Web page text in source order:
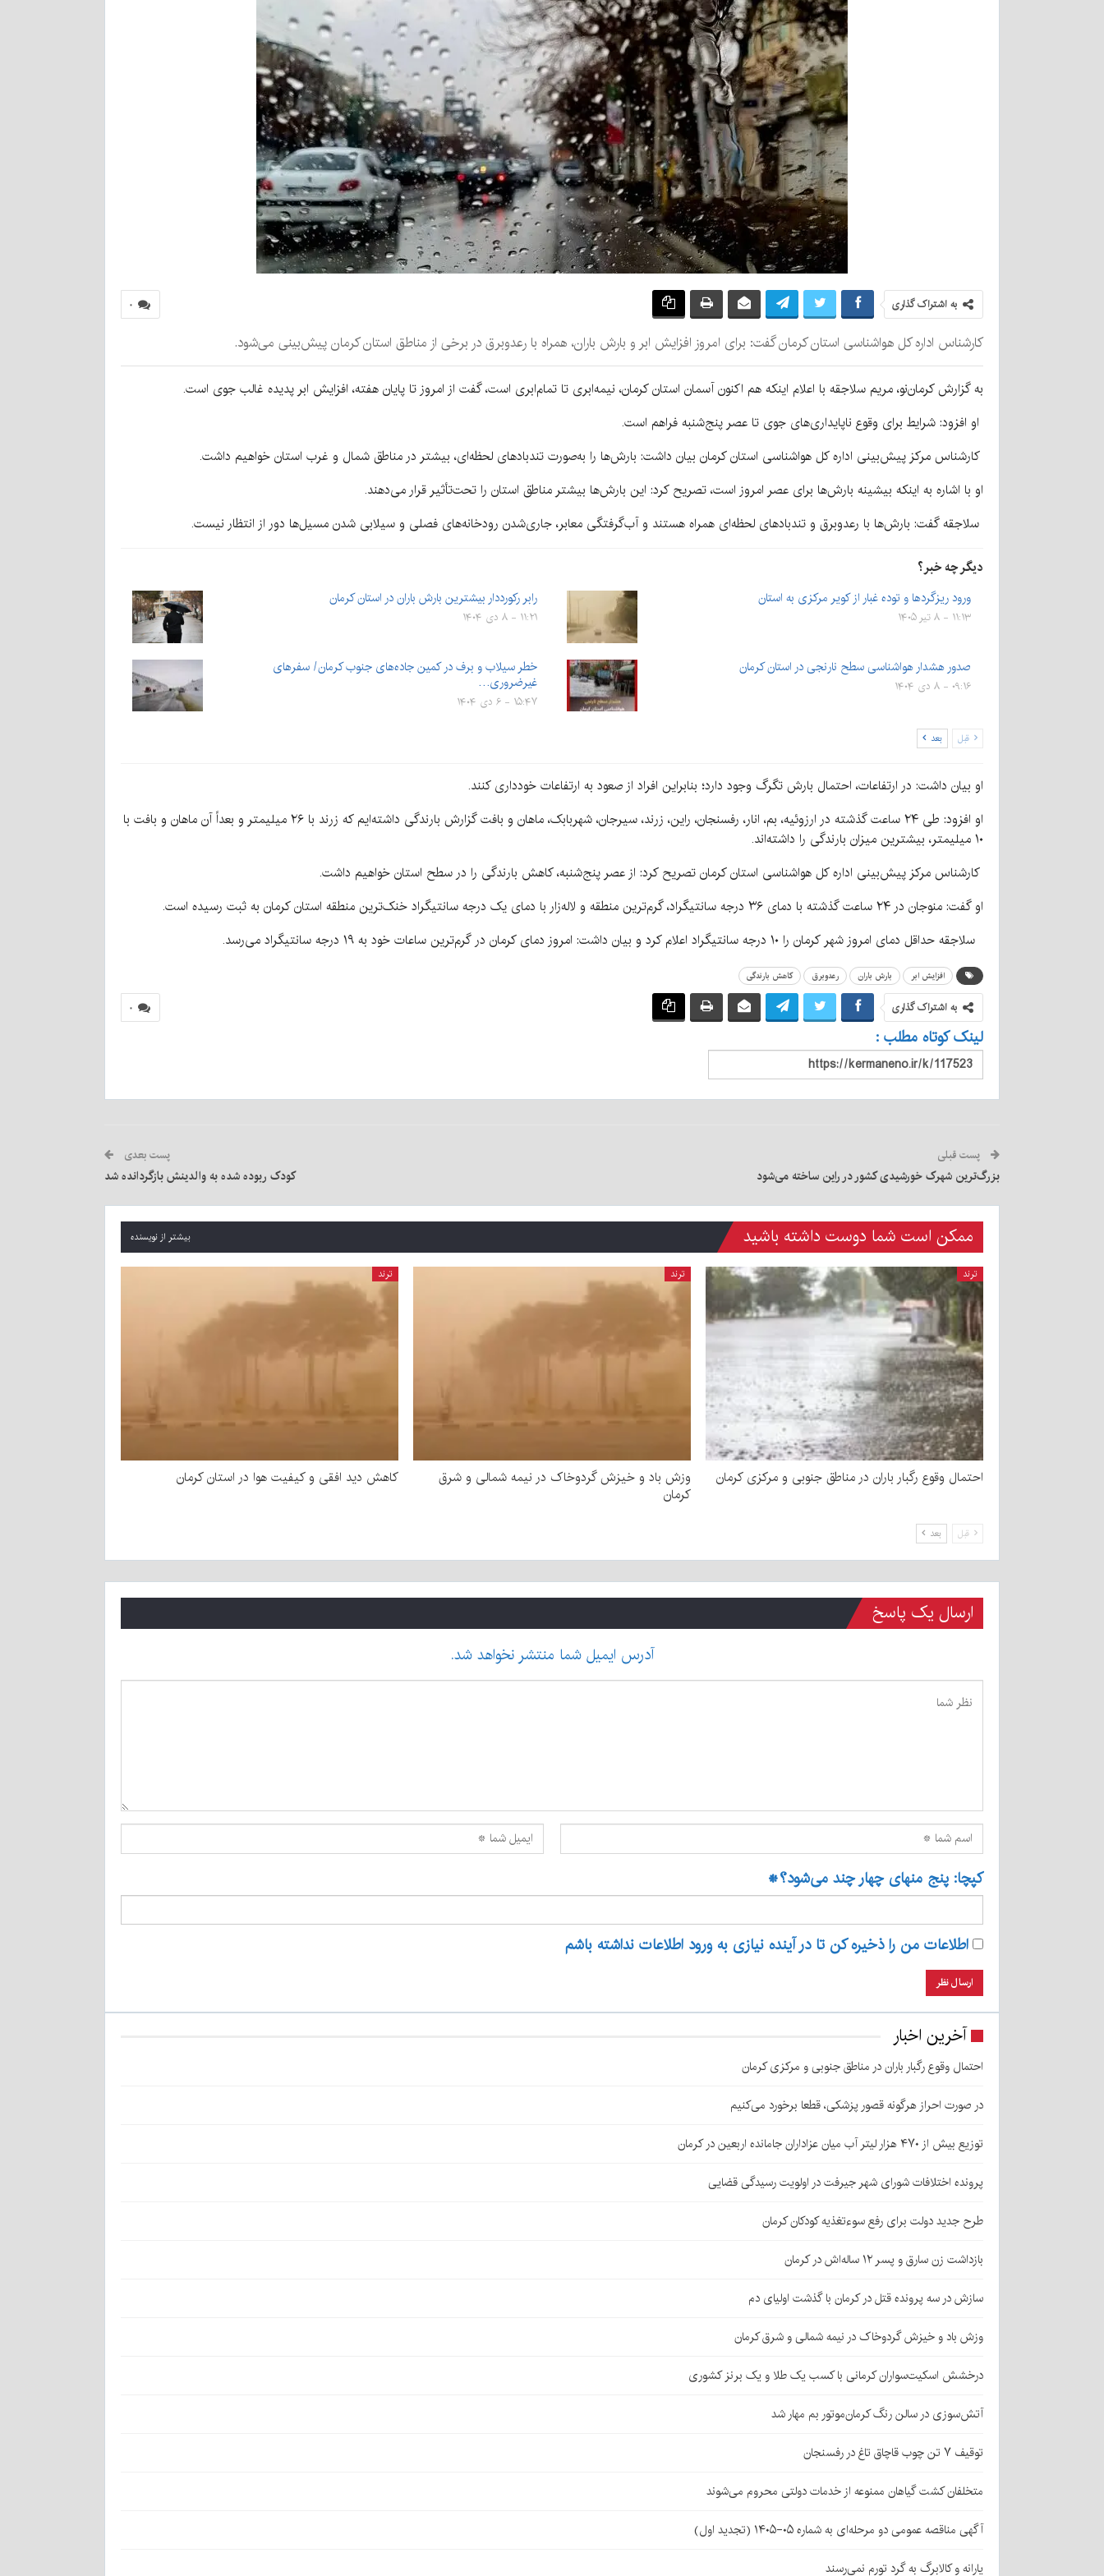
۰ به اشتراک گذاری
کارشناس اداره کل هواشناسی استان کرمان گفت: برای امروز افزایش ابر و بارش باران، همراه با رعدوبرق در برخی از مناطق استان کرمان پیش‌بینی می‌شود.
به گزارش کرمان‌نو، مریم سلاجقه با اعلام اینکه هم اکنون آسمان استان کرمان، نیمه‌ابری تا تمام‌ابری است، گفت از امروز تا پایان هفته، افزایش ابر پدیده غالب جوی است.
او افزود: شرایط برای وقوع ناپایداری‌های جوی تا عصر پنج‌شنبه فراهم است.
کارشناس مرکز پیش‌بینی اداره کل هواشناسی استان کرمان بیان داشت: بارش‌ها را به‌صورت تندبادهای لحظه‌ای، بیشتر در مناطق شمال و غرب استان خواهیم داشت.
او با اشاره به اینکه بیشینه بارش‌ها برای عصر امروز است، تصریح کرد: این بارش‌ها بیشتر مناطق استان را تحت‌تأثیر قرار می‌دهند.
سلاجقه گفت: بارش‌ها با رعدوبرق و تندبادهای لحظه‌ای همراه هستند و آب‌گرفتگی معابر، جاری‌شدن رودخانه‌های فصلی و سیلابی شدن مسیل‌ها دور از انتظار نیست.
دیگر چه خبر؟
ورود ریزگردها و توده غبار از کویر مرکزی به استان
۱۱:۱۳ - ۸ تیر ۱۴۰۵
رابر رکورددار بیشترین بارش باران در استان کرمان
۱۱:۲۱ - ۸ دی ۱۴۰۴
صدور هشدار هواشناسی سطح نارنجی در استان کرمان
۰۹:۱۶ - ۸ دی ۱۴۰۴
خطر سیلاب و برف در کمین جاده‌های جنوب کرمان/ سفرهای
غیرضروری…
۱۵:۴۷ - ۶ دی ۱۴۰۴
قبل بعد
او بیان داشت: در ارتفاعات، احتمال بارش تگرگ وجود دارد؛ بنابراین افراد از صعود به ارتفاعات خودداری کنند.
او افزود: طی ۲۴ ساعت گذشته در ارزوئیه، بم، انار، رفسنجان، راین، زرند، سیرجان، شهربابک، ماهان و بافت گزارش بارندگی داشته‌ایم که زرند با ۲۶ میلیمتر و بعداً آن ماهان و بافت با
۱۰ میلیمتر، بیشترین میزان بارندگی را داشته‌اند.
کارشناس مرکز پیش‌بینی اداره کل هواشناسی استان کرمان تصریح کرد: از عصر پنج‌شنبه، کاهش بارندگی را در سطح استان خواهیم داشت.
او گفت: منوجان در ۲۴ ساعت گذشته با دمای ۳۶ درجه سانتیگراد، گرم‌ترین منطقه و لاله‌زار با دمای یک درجه سانتیگراد خنک‌ترین منطقه استان کرمان به ثبت رسیده است.
سلاجقه حداقل دمای امروز شهر کرمان را ۱۰ درجه سانتیگراد اعلام کرد و بیان داشت: امروز دمای کرمان در گرم‌ترین ساعات خود به ۱۹ درجه سانتیگراد می‌رسد.
افزایش ابر بارش باران رعدوبرق کاهش بارندگی
۰ به اشتراک گذاری
لینک کوتاه مطلب :
پست قبلی
بزرگ‌ترین شهرک خورشیدی کشور در راین ساخته می‌شود
پست بعدی
کودک ربوده شده به والدینش بازگردانده شد
ممکن است شما دوست داشته باشید بیشتر از نویسنده
ترند
احتمال وقوع رگبار باران در مناطق جنوبی و مرکزی کرمان
ترند
وزش باد و خیزش گردوخاک در نیمه شمالی و شرق
کرمان
ترند
کاهش دید افقی و کیفیت هوا در استان کرمان
قبل بعد
ارسال یک پاسخ
آدرس ایمیل شما منتشر نخواهد شد.
کپچا: پنج منهای چهار چند می‌شود؟*
اطلاعات من را ذخیره کن تا در آینده نیازی به ورود اطلاعات نداشته باشم
آخرین اخبار
احتمال وقوع رگبار باران در مناطق جنوبی و مرکزی کرمان
در صورت احراز هرگونه قصور پزشکی، قطعا برخورد می‌کنیم
توزیع بیش از ۴۷۰ هزار لیتر آب میان عزاداران جامانده اربعین در کرمان
پرونده اختلافات شورای شهر جیرفت در اولویت رسیدگی قضایی
طرح جدید دولت برای رفع سوءتغذیه کودکان کرمان
بازداشت زن سارق و پسر ۱۲ ساله‌اش در کرمان
سازش در سه پرونده قتل در کرمان با گذشت اولیای دم
وزش باد و خیزش گردوخاک در نیمه شمالی و شرق کرمان
درخشش اسکیت‌سواران کرمانی با کسب یک طلا و یک برنز کشوری
آتش‌سوزی در سالن رنگ کرمان‌موتور بم مهار شد
توقیف ۷ تن چوب قاچاق تاغ در رفسنجان
متخلفان کشت گیاهان ممنوعه از خدمات دولتی محروم می‌شوند
آگهی مناقصه عمومی دو مرحله‌ای به شماره ۰۵-۱۴۰۵ (تجدید اول)
یارانه و کالابرگ به گرد تورم نمی‌رسند